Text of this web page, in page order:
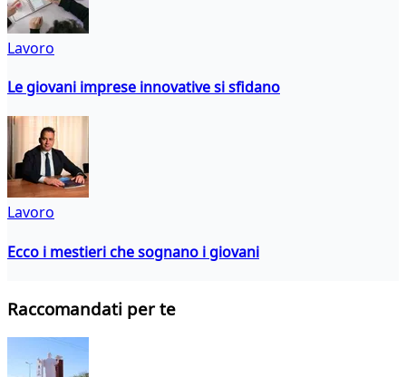
Lavoro
Le giovani imprese innovative si sfidano
Lavoro
Ecco i mestieri che sognano i giovani
Raccomandati per te